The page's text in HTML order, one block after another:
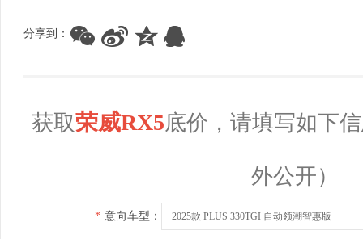
分享到：
获取荣威RX5底价，请填写如下
外公开）
* 意向车型： 2025款 PLUS 330TGI 自动领潮智惠版